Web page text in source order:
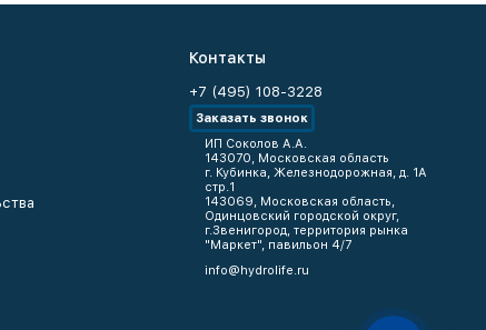
Контакты
+7 (495) 108-3228
Заказать звонок
ИП Соколов А.А.
143070, Московская область
г. Кубинка, Железнодорожная, д. 1А
стр.1
143069, Московская область,
Одинцовский городской округ,
г.Звенигород, территория рынка
"Маркет", павильон 4/7
info@hydrolife.ru